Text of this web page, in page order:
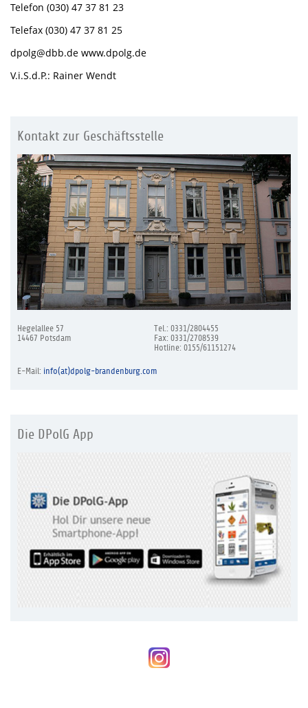
Telefon (030) 47 37 81 23
Telefax (030) 47 37 81 25
dpolg@dbb.de www.dpolg.de
V.i.S.d.P.: Rainer Wendt
Kontakt zur Geschäftsstelle
Hegelallee 57
14467 Potsdam
Tel.: 0331/2804455
Fax: 0331/2708539
Hotline: 0155/61151274
E-Mail: info(at)dpolg-brandenburg.com
Die DPolG App